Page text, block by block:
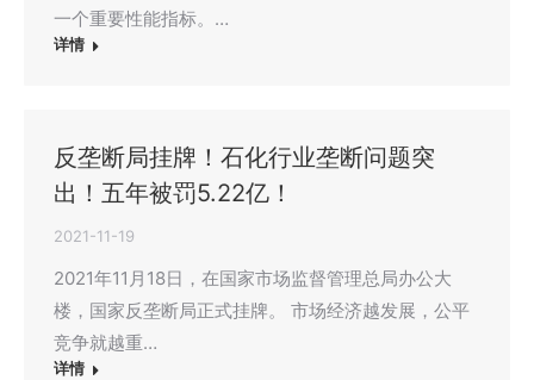
一个重要性能指标。…
详情
反垄断局挂牌！石化行业垄断问题突
出！五年被罚5.22亿！
2021-11-19
2021年11月18日，在国家市场监督管理总局办公大
楼，国家反垄断局正式挂牌。 市场经济越发展，公平
竞争就越重…
详情